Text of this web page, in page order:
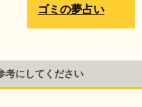
ゴミの夢占い
考にしてください